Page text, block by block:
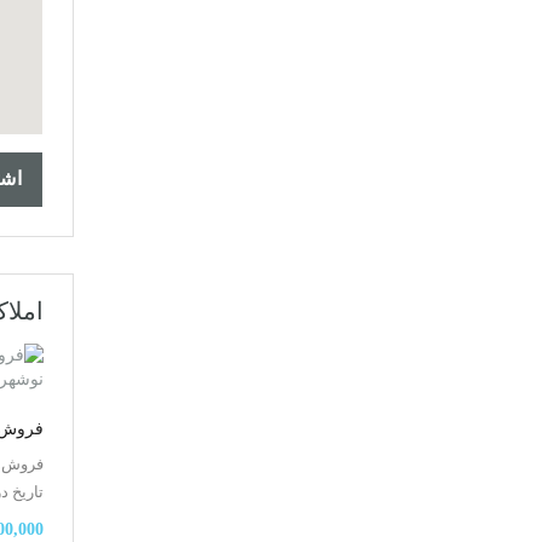
فروش زمین 5000
تاریخ